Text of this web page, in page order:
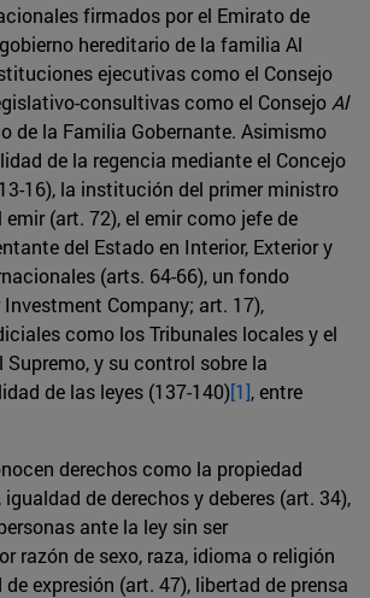
firmados por el Emirato de
hereditario de la familia Al
ejecutivas como el Consejo
consultivas como el Consejo Al
de la Familia Gobernante. Asimismo
de la regencia mediante el Concejo
16), la institución del primer ministro
(art. 72), el emir como jefe de
del Estado en Interior, Exterior y
(arts. 64-66), un fondo
Company; art. 17),
como los Tribunales locales y el
y su control sobre la
de las leyes (137-140)[1], entre
derechos como la propiedad
de derechos y deberes (art. 34),
ante la ley sin ser
razón de sexo, raza, idioma o religión
expresión (art. 47), libertad de prensa